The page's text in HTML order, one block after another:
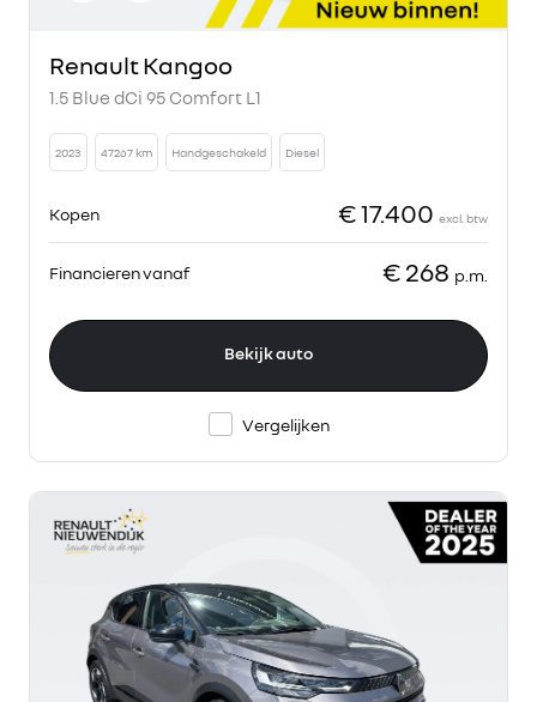
Renault Kangoo
1.5 Blue dCi 95 Comfort L1
2023 47267 km Handgeschakeld Diesel
Kopen € 17.400 excl. btw
Financieren vanaf € 268 p.m.
Bekijk auto
Vergelijken